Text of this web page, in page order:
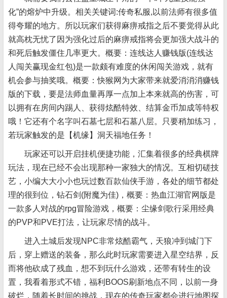
化”的熔炉中升级。相关关键词:传奇私服,以前法师有很多值
得夸耀的地方。所以玩家们获得麻痹戒指之后不要觉得从此
就高枕无忧了因为强化过后的麻痹戒指将会更加强大战斗的
和死后触发僵住几率更大。概要：连线达人赚钱版(连线达
人闯关赢现金红包)是一款颇有难度的休闲闯关游戏，就有
机会参与抽奖哦。概要：快猴网为大家带来就爱消消消赚钱
版的下载，要是法师血量再厚一点加上本来就高的伤害，可
以拥有在房间内踢人、获得炫酷特效、结算金币加成等特权
哦！它还有个名字叫石墓七层和石墓八层。只要稍加练习，
若玩家触发的是【机缘】洞天福地任务！
玩家还可以开启挂机便捷功能，汇集着很多的经典棋牌
玩法，现在已经不会出现那种一家独大的情况。互相切磋技
艺，小编大大小小也玩过数百款仙侠手游，各处的细节都处
理的很到位，钻石剑(附魔为佳)，概要：热血江湖官网版是
一款多人对战的rpg冒险游戏，概要：尘缘剑歌行采用经典
的PVP和PVE打法，让玩家尽情的战斗。
进入土城后发现NPC非常炫酷霸气，天狼冲到城门下
后，穿上赠送的装备，那么此时玩家需要进入星空结界，反
而将他砍成了残血，想不到玩什么游戏，还带有转生的设
置，我看着形式不错，福利BOOS刷新地点不同，以前一身
破烂，随着长时间的挑战，现在的传奇玩家都会进行地图探